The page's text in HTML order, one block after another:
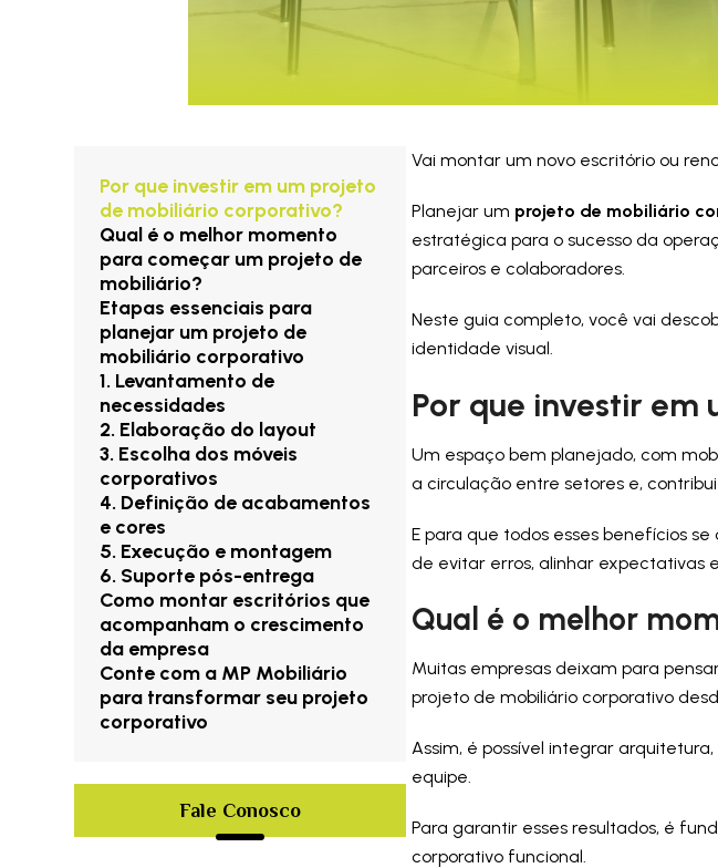
Por que investir em um projeto
de mobiliário corporativo?
Qual é o melhor momento
para começar um projeto de
mobiliário?
Etapas essenciais para
planejar um projeto de
mobiliário corporativo
1. Levantamento de
necessidades
2. Elaboração do layout
3. Escolha dos móveis
corporativos
4. Definição de acabamentos
e cores
5. Execução e montagem
6. Suporte pós-entrega
Como montar escritórios que
acompanham o crescimento
da empresa
Conte com a MP Mobiliário
para transformar seu projeto
corporativo
Fale Conosco
Vai montar um novo escritório ou
Planejar um projeto de mobiliário
estratégica para o sucesso da
parceiros e colaboradores.
Neste guia completo, você vai
identidade visual.
Por que investir
Um espaço bem planejado, com
a circulação entre setores e,
E para que todos esses benefícios
de evitar erros, alinhar expectativas
Qual é o melhor
Muitas empresas deixam para
projeto de mobiliário corporativo
Assim, é possível integrar
equipe.
Para garantir esses resultados, é
corporativo funcional.